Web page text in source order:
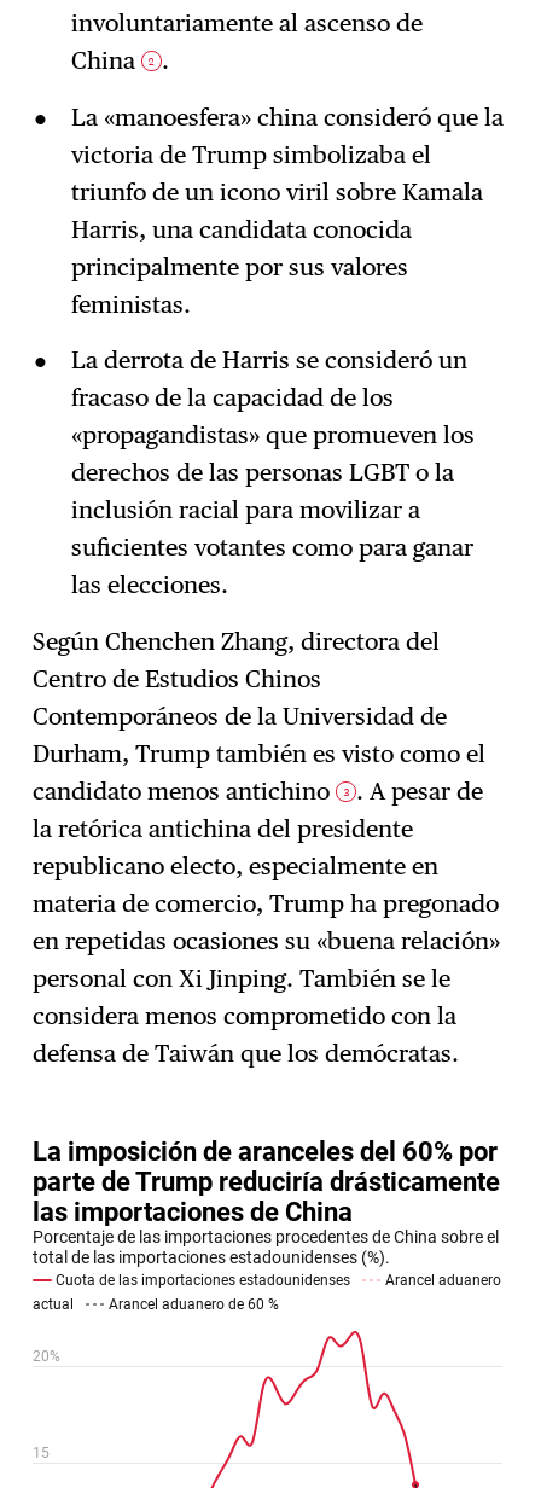
involuntariamente al ascenso de
China
2 .
La «manoesfera» china consideró que la
victoria de Trump simbolizaba el
triunfo de un icono viril sobre Kamala
Harris, una candidata conocida
principalmente por sus valores
feministas.
La derrota de Harris se consideró un
fracaso de la capacidad de los
«propagandistas» que promueven los
derechos de las personas LGBT o la
inclusión racial para movilizar a
suficientes votantes como para ganar
las elecciones.
Según Chenchen Zhang, directora del
Centro de Estudios Chinos
Contemporáneos de la Universidad de
Durham, Trump también es visto como el
candidato menos antichino 3 . A pesar de
la retórica antichina del presidente
republicano electo, especialmente en
materia de comercio, Trump ha pregonado
en repetidas ocasiones su «buena relación»
personal con Xi Jinping. También se le
considera menos comprometido con la
defensa de Taiwán que los demócratas.